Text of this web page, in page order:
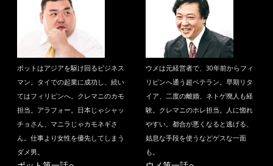
ポットはアジアを駆け回るビジネス
マン。タイでの起業に成功し、続い
てはフィリピンへ。クレマニのカモ
担当。アラフォー。日本じゃシャッ
チョさん、マニラじゃカモネギさ
ん。仕事より女性を優先してしまう
ダメ男。
ウメは元経営者で、30年前からフィ
リピンへ通う超ベテラン。早期リタ
イア、二度の離婚、ネトゲ廃人も経
験。クレマニのホレ担当。人に惚れ
やすい。都合が悪くなると逃げる、
姑息な手段を使うなどゲスな一面
も。